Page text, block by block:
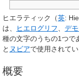
ヒエラティック （英:
は、
ヒエログリフ デ
種の文字のうちの1つで
と ヌビアで使用されてい
概要